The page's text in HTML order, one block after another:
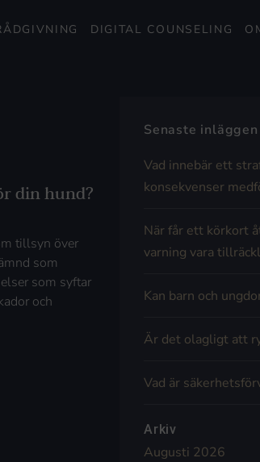
DIGITAL COUNSELING
din hund?
tillsyn över
som
som syftar
och
Senaste inläggen
Vad innebär ett
konsekvenser
När får ett körkort
varning vara
Kan barn och
Är det olagligt att
Vad är
Arkiv
Augusti 2026